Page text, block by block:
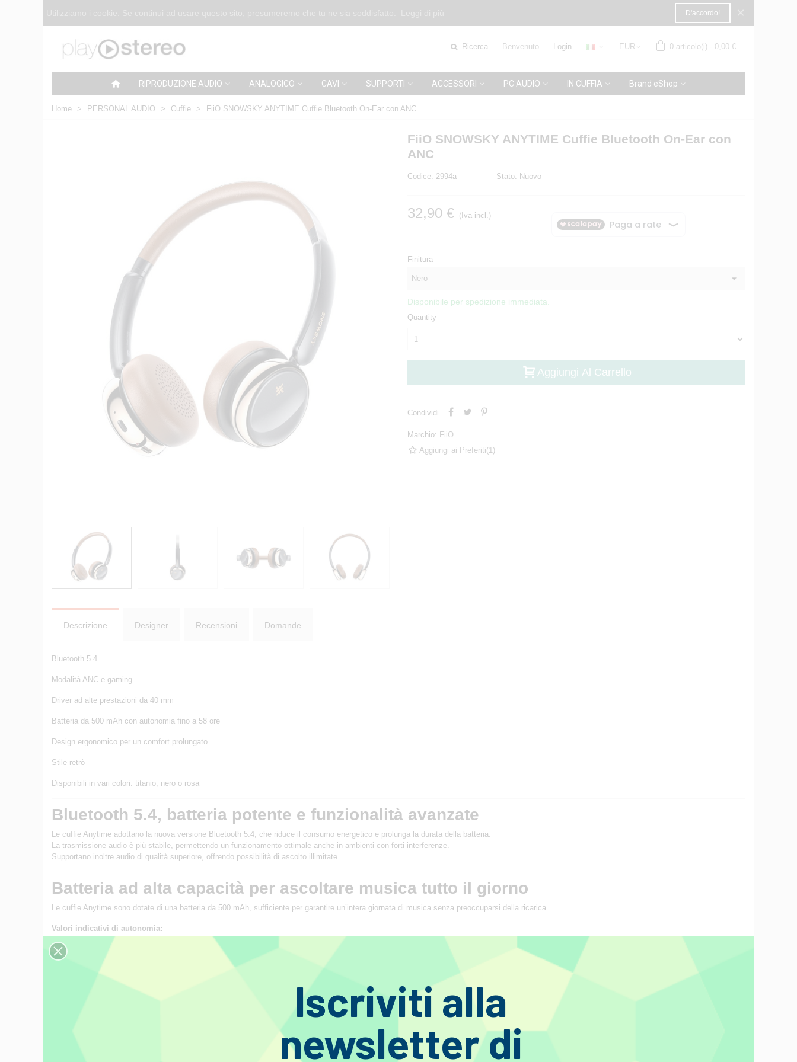
D'accordo!
Ricerca Benvenuto Login EUR 0 articolo(i) - 0,00 €
RIPRODUZIONE AUDIO ANALOGICO CAVI SUPPORTI ACCESSORI PC AUDIO IN CUFFIA Brand eShop
Home > PERSONAL AUDIO > Cuffie > FiiO SNOWSKY ANYTIME Cuffie Bluetooth On-Ear con ANC
FiiO SNOWSKY ANYTIME Cuffie Bluetooth On-Ear con
ANC
Codice: 2994a Stato: Nuovo
32,90 € (Iva incl.)
Finitura
Disponibile per spedizione immediata.
Quantity
Aggiungi Al Carrello
Condividi
Marchio: FiiO
Aggiungi ai Preferiti(1)
Descrizione Designer Recensioni Domande
Bluetooth 5.4
Modalità ANC e gaming
Driver ad alte prestazioni da 40 mm
Batteria da 500 mAh con autonomia fino a 58 ore
Design ergonomico per un comfort prolungato
Stile retrò
Disponibili in vari colori: titanio, nero o rosa
Bluetooth 5.4, batteria potente e funzionalità avanzate
Le cuffie Anytime adottano la nuova versione Bluetooth 5.4, che riduce il consumo energetico e prolunga la durata della batteria.
La trasmissione audio è più stabile, permettendo un funzionamento ottimale anche in ambienti con forti interferenze.
Supportano inoltre audio di qualità superiore, offrendo possibilità di ascolto illimitate.
Batteria ad alta capacità per ascoltare musica tutto il giorno
Le cuffie Anytime sono dotate di una batteria da 500 mAh, sufficiente per garantire un’intera giornata di musica senza preoccuparsi della ricarica.
Valori indicativi di autonomia:
Riproduzione musicale con ANC disattivato: circa 58 ore
Riproduzione musicale con ANC attivato: circa 35 ore
Solo ANC attivo, senza musica:
Supporto ANC e modalità gaming
Iscriviti alla
newsletter di